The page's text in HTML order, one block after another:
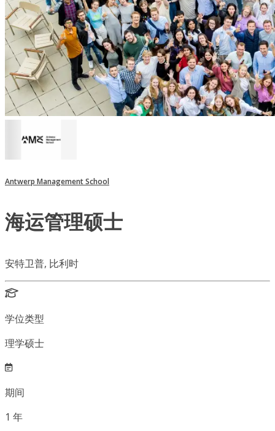
Antwerp Management School
海运管理硕士
安特卫普, 比利时
学位类型
理学硕士
期间
1 年